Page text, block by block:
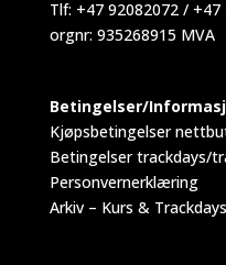
Tlf: +47 92082072 / +47
orgnr: 935268915 MVA
Betingelser/
Kjøpsbetingelser
Betingelser trackdays/
Personvernerklæring
Arkiv – Kurs & Trackdays